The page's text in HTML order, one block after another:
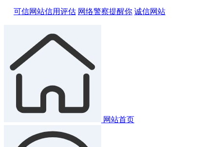
可信网站信用评估 网络警察提醒你 诚信网站
网站首页